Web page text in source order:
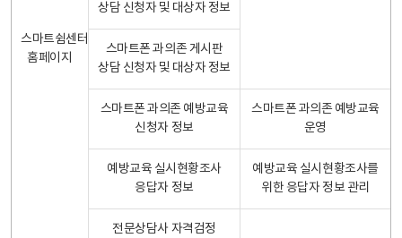
스마트쉼센터
홈페이지
상담 신청자 및 대상자 정보
스마트폰 과의존 게시판
상담 신청자 및 대상자 정보
스마트폰 과의존 예방교육
신청자 정보
스마트폰 과의존 예방교육
운영
예방교육 실시현황조사
응답자 정보
예방교육 실시현황조사를
위한 응답자 정보 관리
전문상담사 자격검정